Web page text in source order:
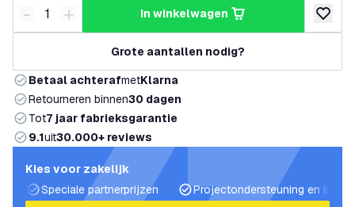
Verminder hoeveelheid
- Verhoog hoeveelheid
+ in winkelwagen
Grote aantallen nodig?
Betaal achterafmetKlarna
Retourneren binnen30 dagen
Tot7 jaar fabrieksgarantie
9.1uit30.000+ reviews
Kies voor zakelijk
Speciale partnerprijzen
Projectondersteuning en